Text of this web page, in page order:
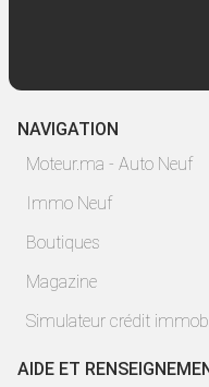
NAVIGATION
Moteur.ma - Auto Neuf
Immo Neuf
Boutiques
Magazine
Simulateur crédit
AIDE ET